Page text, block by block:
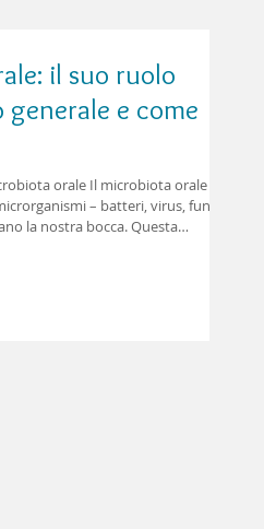
il suo ruolo
generale e come
orale Il microbiota orale è
– batteri, virus, funghi
la nostra bocca. Questa